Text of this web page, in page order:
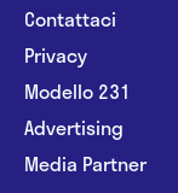
Contattaci
Privacy
Modello 231
Advertising
Media Partner